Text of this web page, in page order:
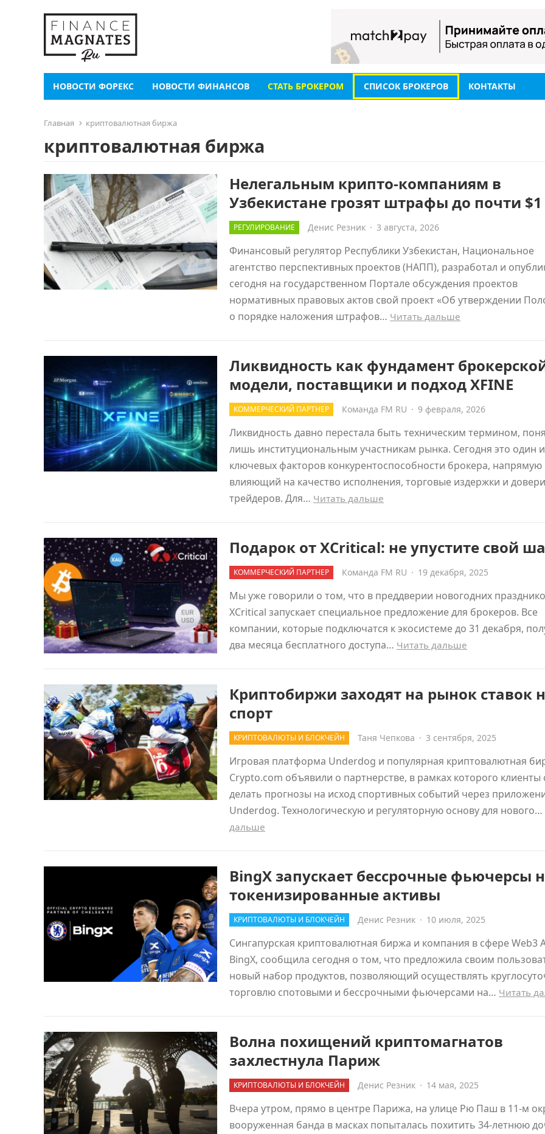
НОВОСТИ ФОРЕКС НОВОСТИ ФИНАНСОВ СТАТЬ БРОКЕРОМ СПИСОК БРОКЕРОВ КОНТАКТЫ
Главная криптовалютная биржа
криптовалютная биржа
Нелегальным крипто-компаниям в
Узбекистане грозят штрафы до почти
РЕГУЛИРОВАНИЕ Денис Резник · 3 августа, 2026
Финансовый регулятор Республики Узбекистан, Национальное
агентство перспективных проектов (НАПП), разработал и
сегодня на государственном Портале обсуждения проектов
нормативных правовых актов свой проект «Об утверждении
о порядке наложения штрафов… Читать дальше
Ликвидность как фундамент
модели, поставщики и подход XFINE
КОММЕРЧЕСКИЙ ПАРТНЕР Команда FM RU · 9 февраля, 2026
Ликвидность давно перестала быть техническим термином,
лишь институциональным участникам рынка. Сегодня это один
ключевых факторов конкурентоспособности брокера, напрямую
влияющий на качество исполнения, торговые издержки и
трейдеров. Для… Читать дальше
Подарок от XCritical: не упустите свой
КОММЕРЧЕСКИЙ ПАРТНЕР Команда FM RU · 19 декабря, 2025
Мы уже говорили о том, что в преддверии новогодних
XCritical запускает специальное предложение для брокеров. Все
компании, которые подключатся к экосистеме до 31 декабря,
два месяца бесплатного доступа… Читать дальше
Криптобиржи заходят на рынок ставок
спорт
КРИПТОВАЛЮТЫ И БЛОКЧЕЙН Таня Чепкова · 3 сентября, 2025
Игровая платформа Underdog и популярная криптовалютная
Crypto.com объявили о партнерстве, в рамках которого клиенты
делать прогнозы на исход спортивных событий через
Underdog. Технологическую и регуляторную основу для нового…
дальше
BingX запускает бессрочные фьючерсы
токенизированные активы
КРИПТОВАЛЮТЫ И БЛОКЧЕЙН Денис Резник · 10 июля, 2025
Сингапурская криптовалютная биржа и компания в сфере Web3
BingX, сообщила сегодня о том, что предложила своим
новый набор продуктов, позволяющий осуществлять
торговлю спотовыми и бессрочными фьючерсами на… Читать
Волна похищений криптомагнатов
захлестнула Париж
КРИПТОВАЛЮТЫ И БЛОКЧЕЙН Денис Резник · 14 мая, 2025
Вчера утром, прямо в центре Парижа, на улице Рю Паш в 11-м
вооруженная банда в масках попыталась похитить 34-летнюю